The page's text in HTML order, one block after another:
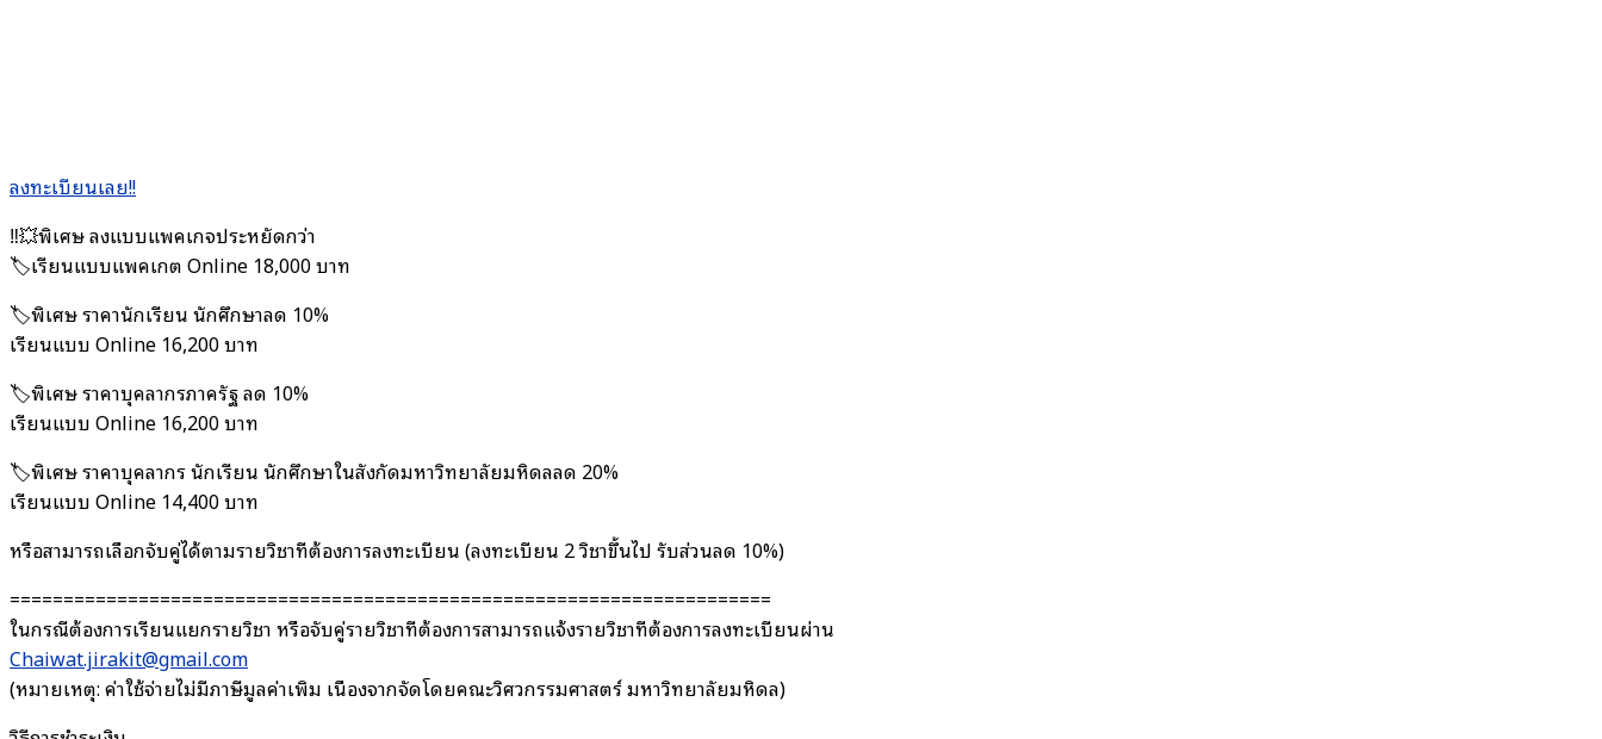
ลงทะเบียนเลย!!
‼️💥พิเศษ ลงแบบแพคเกจประหยัดกว่า
🏷️เรียนแบบแพคเกต Online 18,000 บาท
🏷️พิเศษ ราคานักเรียน นักศึกษาลด 10%
เรียนแบบ Online 16,200 บาท
🏷️พิเศษ ราคาบุคลากรภาครัฐ ลด 10%
เรียนแบบ Online 16,200 บาท
🏷️พิเศษ ราคาบุคลากร นักเรียน นักศึกษาในสังกัดมหาวิทยาลัยมหิดลลด 20%
เรียนแบบ Online 14,400 บาท
หรือสามารถเลือกจับคู่ได้ตามรายวิชาที่ต้องการลงทะเบียน (ลงทะเบียน 2 วิชาขึ้นไป รับส่วนลด 10%)
=======================================================================
ในกรณีต้องการเรียนแยกรายวิชา หรือจับคู่รายวิชาที่ต้องการสามารถแจ้งรายวิชาที่ต้องการลงทะเบียนผ่าน
Chaiwat.jirakit@gmail.com
(หมายเหตุ: ค่าใช้จ่ายไม่มีภาษีมูลค่าเพิ่ม เนื่องจากจัดโดยคณะวิศวกรรมศาสตร์ มหาวิทยาลัยมหิดล)